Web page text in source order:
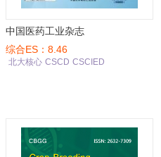
中国医药工业杂志
综合ES：8.46
北大核心 CSCD CSCIED